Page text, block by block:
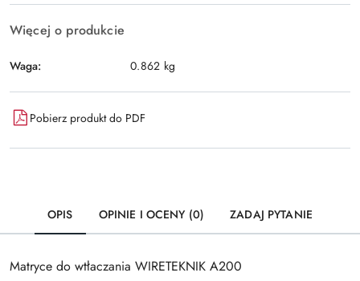
Więcej o produkcie
Waga: 0.862 kg
Pobierz produkt do PDF
OPIS OPINIE I OCENY (0) ZADAJ PYTANIE
Matryce do wtłaczania WIRETEKNIK A200